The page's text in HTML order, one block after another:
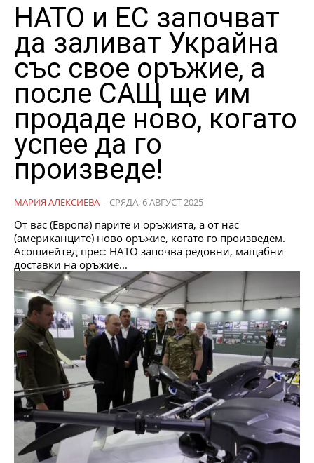
НАТО и ЕС започват
да заливат Украйна
със свое оръжие, а
после САЩ ще им
продаде ново, когато
успее да го
произведе!
МАРИЯ АЛЕКСИЕВА - СРЯДА, 6 АВГУСТ 2025
От вас (Европа) парите и оръжията, а от нас
(американците) ново оръжие, когато го произведем.
Асошиейтед прес: НАТО започва редовни, мащабни
доставки на оръжие...